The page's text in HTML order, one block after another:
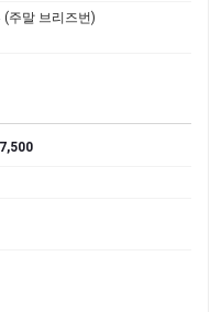
(주말 브리즈번)